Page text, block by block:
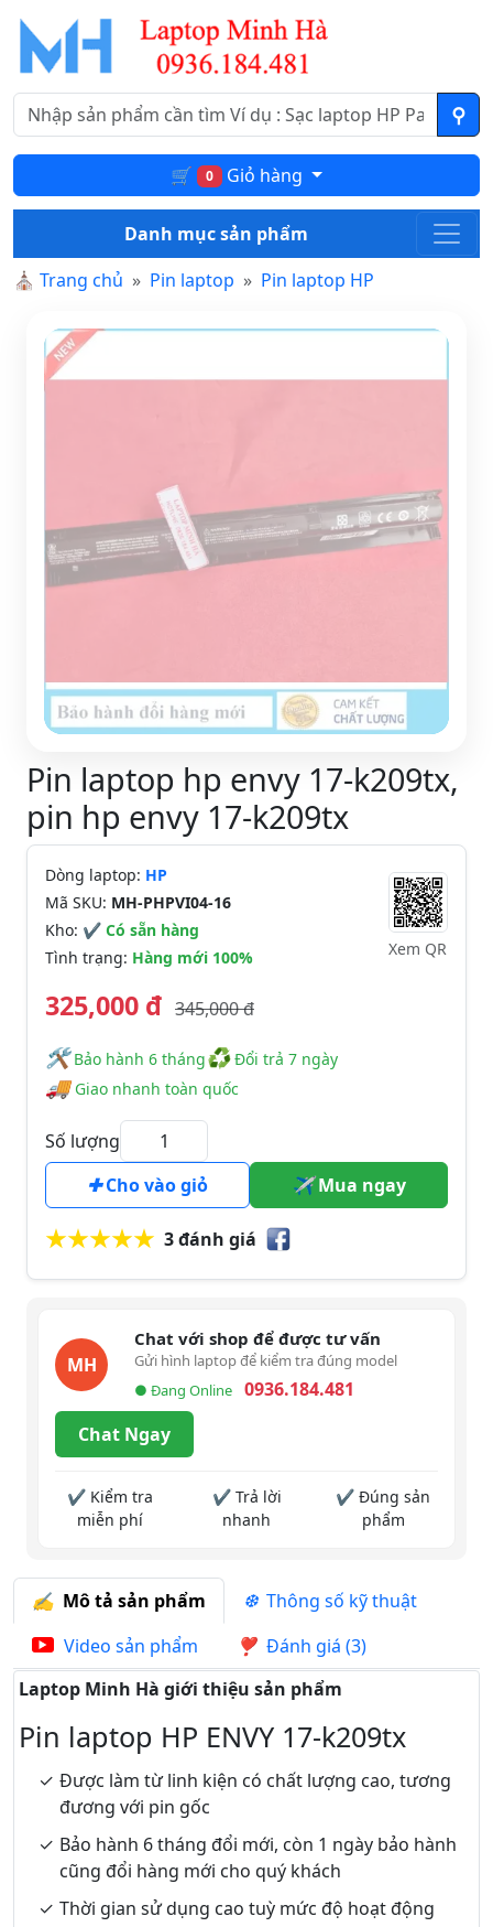
🛒 0 Giỏ hàng
Danh mục sản phẩm
⛪ Trang chủ Pin laptop Pin laptop HP
Pin laptop hp envy 17-k209tx,
pin hp envy 17-k209tx
Dòng laptop: HP
Mã SKU: MH-PHPVI04-16
Kho: ✔ Có sẵn hàng
Tình trạng: Hàng mới 100% Xem QR
325,000 đ 345,000 đ
🛠️️ Bảo hành 6 tháng♻Đổi trả 7 ngày
🚚Giao nhanh toàn quốc
Số lượng
Cho vào giỏ
Mua ngay
3 đánh giá
MH
Chat với shop để được tư vấn
Gửi hình laptop để kiểm tra đúng model
● Đang Online
0936.184.481
Chat Ngay
✔ Kiểm tra
miễn phí
✔ Trả lời
nhanh
✔ Đúng sản
phẩm
Mô tả sản phẩm
Thông số kỹ thuật
Video sản phẩm
Đánh giá (3)
Laptop Minh Hà giới thiệu sản phẩm
Pin laptop HP ENVY 17-k209tx
Được làm từ linh kiện có chất lượng cao, tương
đương với pin gốc
Bảo hành 6 tháng đổi mới, còn 1 ngày bảo hành
cũng đổi hàng mới cho quý khách
Thời gian sử dụng cao tuỳ mức độ hoạt động